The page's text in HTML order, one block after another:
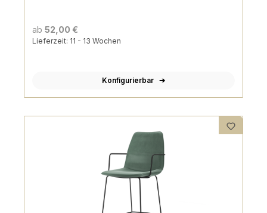
ab 52,00 €
Lieferzeit: 11 - 13 Wochen
Konfigurierbar